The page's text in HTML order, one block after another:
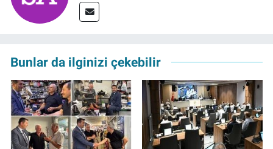
Bunlar da ilginizi çekebilir